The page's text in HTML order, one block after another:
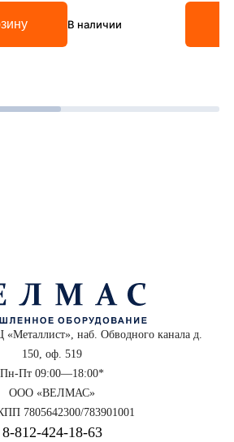
В наличии
«Металлист», наб. Обводного канала д.
150, оф. 519
Пн-Пт 09:00—18:00*
ООО «ВЕЛМАС»
7805642300/783901001
8‑812‑424‑18‑63